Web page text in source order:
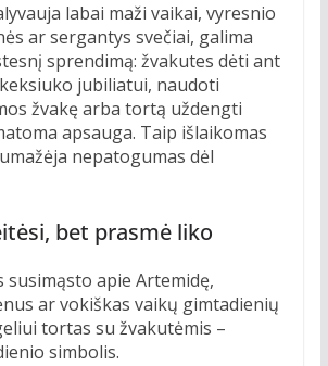
labai maži vaikai, vyresnio
ar sergantys svečiai, galima
sprendimą: žvakutes dėti ant
jubiliatui, naudoti
žvakę arba tortą uždengti
apsauga. Taip išlaikomas
nepatogumas dėl
bet prasmė liko
susimąsto apie Artemidę,
ar vokiškas vaikų gimtadienių
tortas su žvakutėmis –
simbolis.